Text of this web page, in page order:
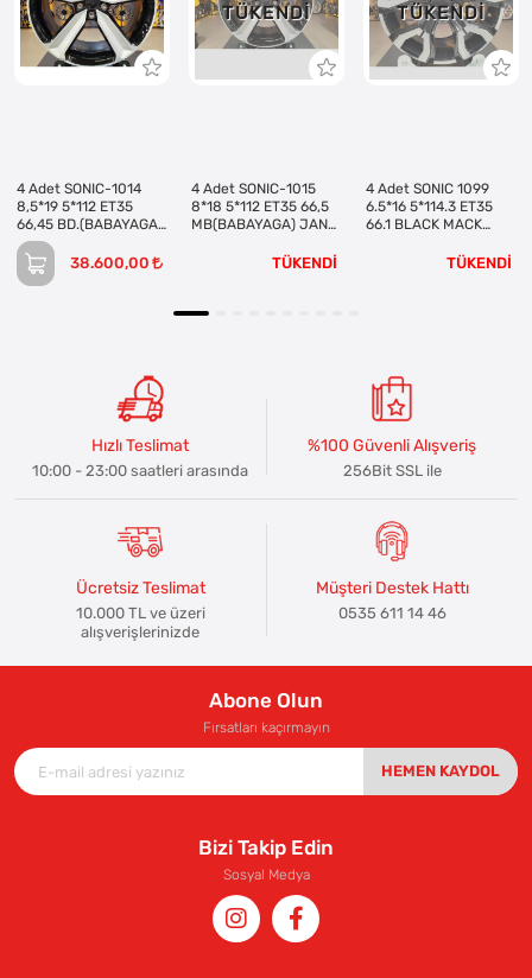
4 Adet SONIC-1014
8,5*19 5*112 ET35
66,45 BD.(BABAYAGA)
JANT (Takım)
38.600,00
TÜKENDI
4 Adet SONIC-1015
8*18 5*112 ET35 66,5
MB(BABAYAGA) JANT
TÜKENDİ
TÜKENDI
4 Adet SONIC 1099
6.5*16 5*114.3 ET35
66.1 BLACK MACK
TÜKENDİ
Hızlı Teslimat
10:00 - 23:00 saatleri arasında
%100 Güvenli Alışveriş
256Bit SSL ile
Ücretsiz Teslimat
10.000 TL ve üzeri
alışverişlerinizde
Müşteri Destek Hattı
0535 611 14 46
Abone Olun
Fırsatları kaçırmayın
HEMEN KAYDOL
Bizi Takip Edin
Sosyal Medya